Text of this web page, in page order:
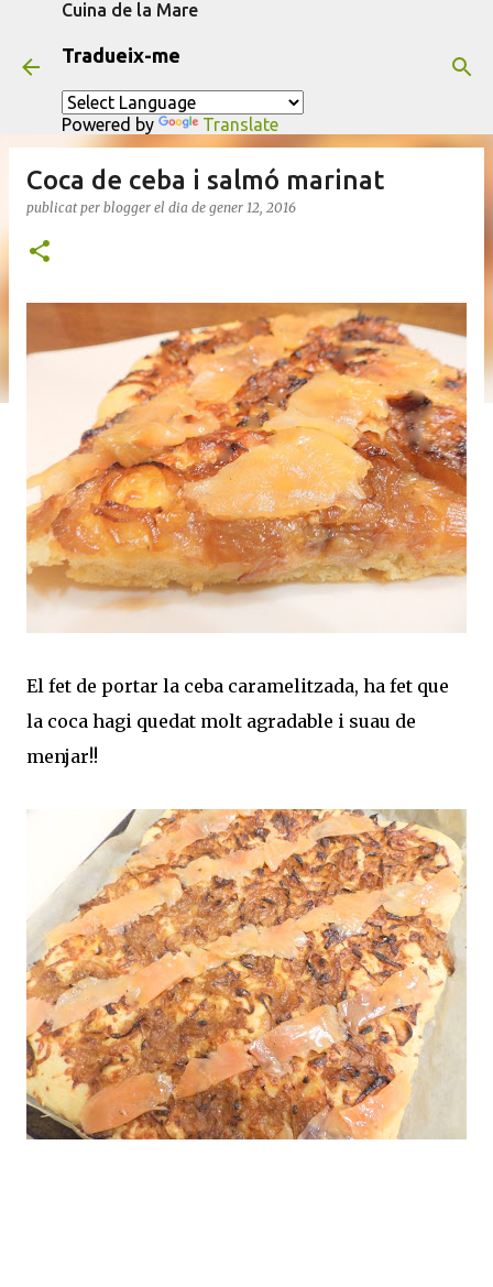
Cuina de la Mare
Tradueix-me
Powered by Translate
Coca de ceba i salmó marinat
publicat per blogger el dia de gener 12, 2016
El fet de portar la ceba caramelitzada, ha fet que
la coca hagi quedat molt agradable i suau de
menjar!!